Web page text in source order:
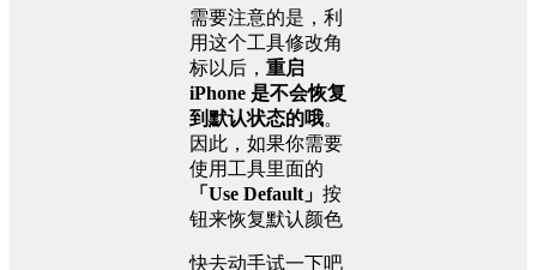
需要注意的是，利
用这个工具修改角
标以后， 重启
iPhone 是不会恢复
到默认状态的哦。
因此，如果你需要
使用工具里面的
「Use Default」 按
钮来恢复默认颜色
快去动手试一下吧